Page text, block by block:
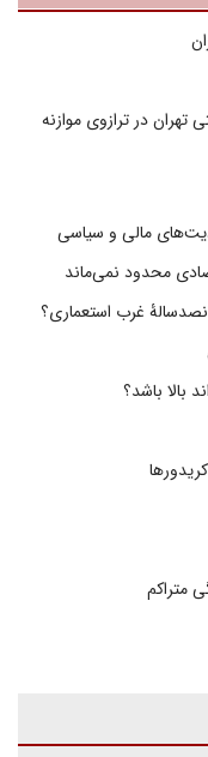
تهران در ترازوی موازنه
مالی و سیاسی
محدود نمی‌ماند
غرب استعماری؟
بالا باشد؟
متراکم